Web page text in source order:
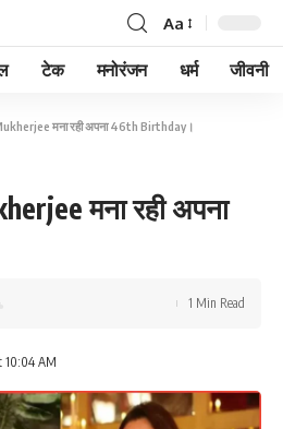
Aa
टेक मनोरंजन धर्म जीवनी
मना रही अपना 46th Birthday।
मना रही अपना
10:04 AM
1 Min Read